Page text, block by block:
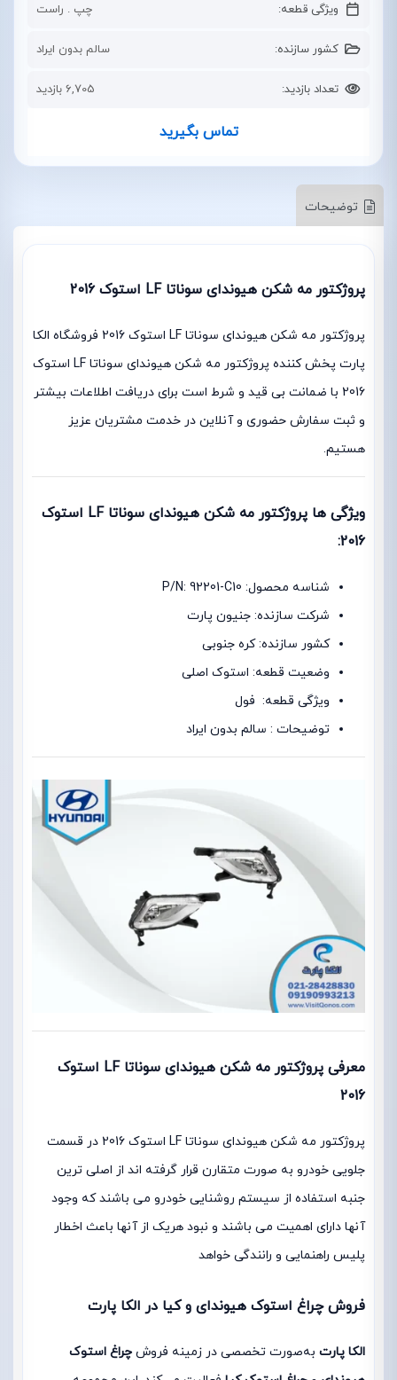
ویژگی قطعه: چپ . راست
کشور سازنده: سالم بدون ایراد
تعداد بازدید: 6,705 بازدید
تماس بگیرید
توضیحات
پروژکتور مه شکن هیوندای سوناتا LF استوک 2016
پروژکتور مه شکن هیوندای سوناتا LF استوک 2016 فروشگاه الکا
پارت پخش کننده پروژکتور مه شکن هیوندای سوناتا LF استوک
2016 با ضمانت بی قید و شرط است برای دریافت اطلاعات بیشتر
و ثبت سفارش حضوری و آنلاین در خدمت مشتریان عزیز
هستیم.
ویژگی ها پروژکتور مه شکن هیوندای سوناتا LF استوک
2016:
شناسه محصول: P/N: 92201-C10
شرکت سازنده: جنیون پارت
کشور سازنده: کره جنوبی
وضعیت قطعه: استوک اصلی
ویژگی قطعه: فول
توضیحات : سالم بدون ایراد
معرفی پروژکتور مه شکن هیوندای سوناتا LF استوک
2016
پروژکتور مه شکن هیوندای سوناتا LF استوک 2016 در قسمت
جلویی خودرو به صورت متقارن قرار گرفته اند از اصلی ترین
جنبه استفاده از سیستم روشنایی خودرو می باشند که وجود
آنها دارای اهمیت می باشند و نبود هریک از آنها باعث اخطار
پلیس راهنمایی و رانندگی خواهد
فروش چراغ استوک هیوندای و کیا در الکا پارت
الکا پارت به‌صورت تخصصی در زمینه فروش چراغ استوک